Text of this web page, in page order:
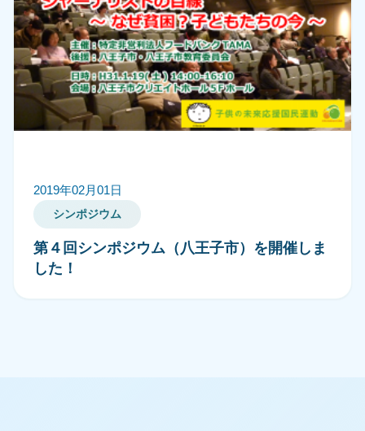
2019年02月01日
シンポジウム
第４回シンポジウム（八王子市）を開催しま
した！